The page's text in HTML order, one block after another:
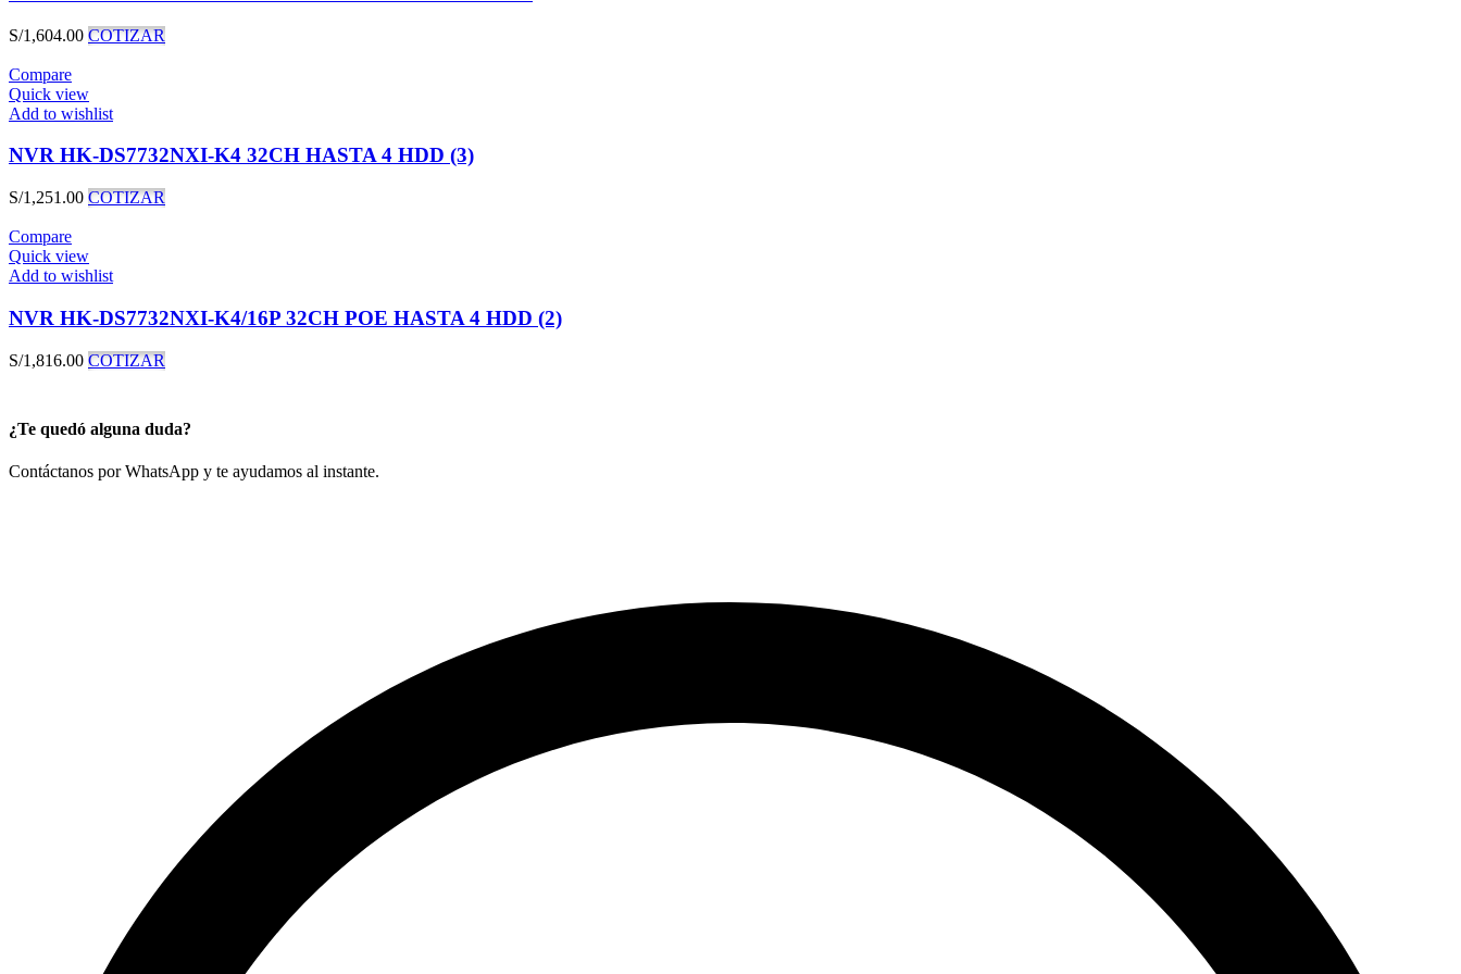
S/1,604.00 COTIZAR
Compare
Quick view
Add to wishlist
NVR HK-DS7732NXI-K4 32CH HASTA 4 HDD (3)
S/1,251.00 COTIZAR
Compare
Quick view
Add to wishlist
NVR HK-DS7732NXI-K4/16P 32CH POE HASTA 4 HDD (2)
S/1,816.00 COTIZAR
¿Te quedó alguna duda?
Contáctanos por WhatsApp y te ayudamos al instante.